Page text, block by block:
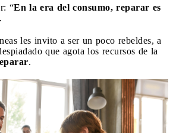
“En la era del consumo, reparar es
les invito a ser un poco rebeldes, a
que agota los recursos de la
.